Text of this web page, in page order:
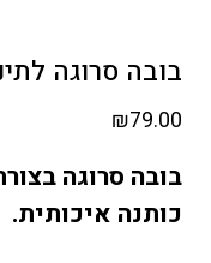
בובה סרוגה
₪79.00
כותנה איכותית.